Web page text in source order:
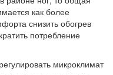
как более
снизить обогрев
потребление
микроклимат